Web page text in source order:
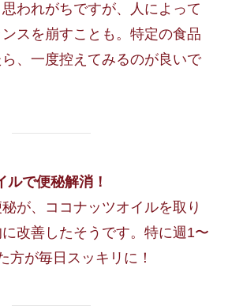
われがちですが、人によって
スを崩すことも。特定の食品
、一度控えてみるのが良いで
ルで便秘解消！
が、ココナッツオイルを取り
改善したそうです。特に週1〜
方が毎日スッキリに！